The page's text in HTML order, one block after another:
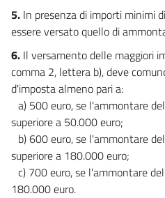
75
77
78
79
CAPO VI
ALTRI
80
81
5. In presenza di importi minimi
essere versato quello di
6. Il versamento delle maggiori
comma 2, lettera b), deve
d'imposta almeno pari a:
a) 500 euro, se l'ammontare
superiore a 50.000 euro;
b) 600 euro, se l'ammontare
superiore a 180.000 euro;
c) 700 euro, se l'ammontare
180.000 euro.